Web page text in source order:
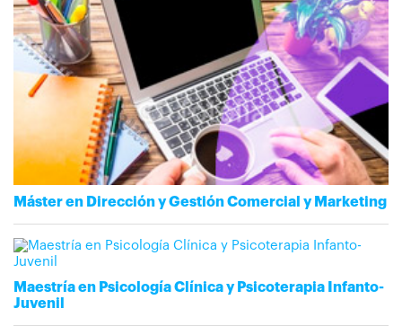
Máster en Dirección y Gestión Comercial y Marketing
Maestría en Psicología Clínica y Psicoterapia Infanto-
Juvenil